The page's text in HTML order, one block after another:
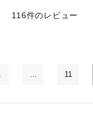
116
11